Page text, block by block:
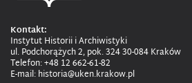
Kontakt:
Instytut Historii i Archiwistyki
ul. Podchorążych 2, pok. 324 30-084 Kraków
Telefon: +48 12 662-61-82
E-mail: historia@uken.krakow.pl